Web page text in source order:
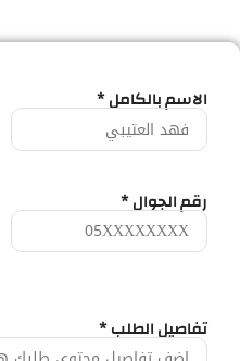
الاسم بالكامل *
رقم الجوال *
تفاصيل الطلب *